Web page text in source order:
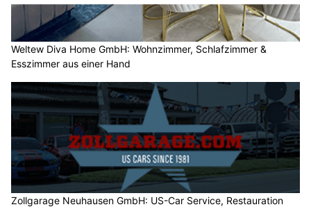
Weltew Diva Home GmbH: Wohnzimmer, Schlafzimmer &
Esszimmer aus einer Hand
Zollgarage Neuhausen GmbH: US-Car Service, Restauration